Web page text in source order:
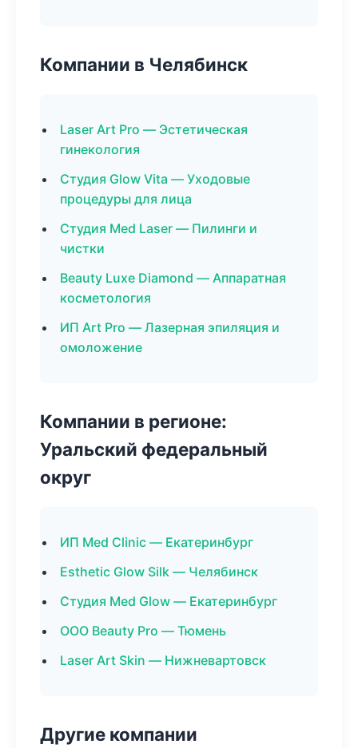
Компании в Челябинск
Laser Art Pro — Эстетическая
гинекология
Студия Glow Vita — Уходовые
процедуры для лица
Студия Med Laser — Пилинги и
чистки
Beauty Luxe Diamond — Аппаратная
косметология
ИП Art Pro — Лазерная эпиляция и
омоложение
Компании в регионе:
Уральский федеральный
округ
ИП Med Clinic — Екатеринбург
Esthetic Glow Silk — Челябинск
Студия Med Glow — Екатеринбург
ООО Beauty Pro — Тюмень
Laser Art Skin — Нижневартовск
Другие компании